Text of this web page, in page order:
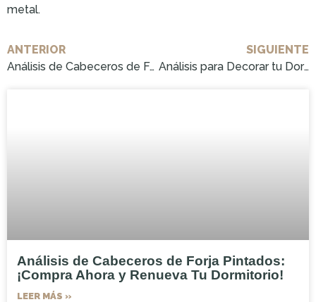
metal.
ANTERIOR
Análisis de Cabeceros de Forja: ¡Compra el Mejor Ahora!
SIGUIENTE
Análisis para Decorar tu Dormitorio con un Cabecero de Forja: Adquiere tu Estilo Ideal ¡Compra Ahora!
Análisis de Cabeceros de Forja Pintados:
¡Compra Ahora y Renueva Tu Dormitorio!
LEER MÁS »